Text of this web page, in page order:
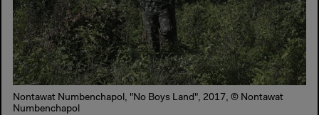
Nontawat Numbenchapol, "No Boys Land", 2017, © Nontawat
Numbenchapol